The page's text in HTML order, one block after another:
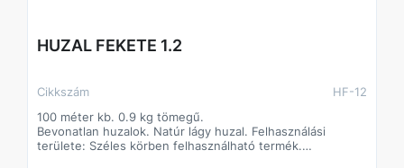
HUZAL FEKETE 1.2
Cikkszám
HF-12
100 méter kb. 0.9 kg tömegű.
Bevonatlan huzalok. Natúr lágy huzal. Felhasználási
területe: Széles körben felhasználható termék.